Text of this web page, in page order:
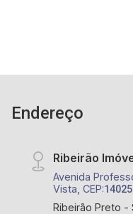
Endereço
Ribeirão
Avenida
Vista, CEP:
Ribeirão Preto -